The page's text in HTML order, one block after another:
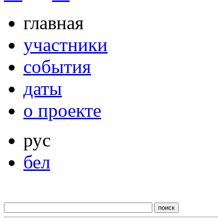
главная
участники
события
даты
о проекте
рус
бел